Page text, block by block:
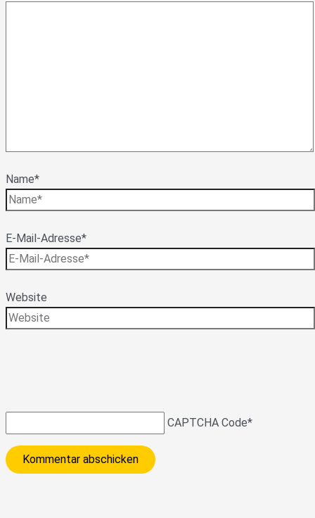
Name*
E-Mail-Adresse*
Website
CAPTCHA Code*